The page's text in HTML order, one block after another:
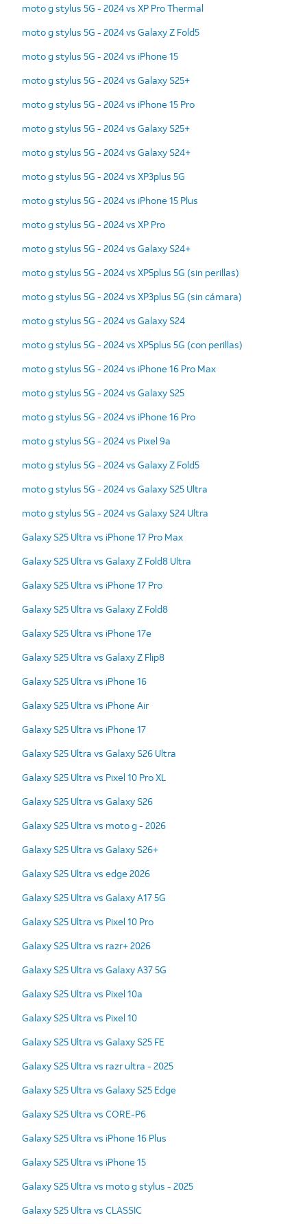
moto g stylus 5G - 2024 vs XP Pro Thermal
moto g stylus 5G - 2024 vs Galaxy Z Fold5
moto g stylus 5G - 2024 vs iPhone 15
moto g stylus 5G - 2024 vs Galaxy S25+
moto g stylus 5G - 2024 vs iPhone 15 Pro
moto g stylus 5G - 2024 vs Galaxy S25+
moto g stylus 5G - 2024 vs Galaxy S24+
moto g stylus 5G - 2024 vs XP3plus 5G
moto g stylus 5G - 2024 vs iPhone 15 Plus
moto g stylus 5G - 2024 vs XP Pro
moto g stylus 5G - 2024 vs Galaxy S24+
moto g stylus 5G - 2024 vs XP5plus 5G (sin perillas)
moto g stylus 5G - 2024 vs XP3plus 5G (sin cámara)
moto g stylus 5G - 2024 vs Galaxy S24
moto g stylus 5G - 2024 vs XP5plus 5G (con perillas)
moto g stylus 5G - 2024 vs iPhone 16 Pro Max
moto g stylus 5G - 2024 vs Galaxy S25
moto g stylus 5G - 2024 vs iPhone 16 Pro
moto g stylus 5G - 2024 vs Pixel 9a
moto g stylus 5G - 2024 vs Galaxy Z Fold5
moto g stylus 5G - 2024 vs Galaxy S25 Ultra
moto g stylus 5G - 2024 vs Galaxy S24 Ultra
Galaxy S25 Ultra vs iPhone 17 Pro Max
Galaxy S25 Ultra vs Galaxy Z Fold8 Ultra
Galaxy S25 Ultra vs iPhone 17 Pro
Galaxy S25 Ultra vs Galaxy Z Fold8
Galaxy S25 Ultra vs iPhone 17e
Galaxy S25 Ultra vs Galaxy Z Flip8
Galaxy S25 Ultra vs iPhone 16
Galaxy S25 Ultra vs iPhone Air
Galaxy S25 Ultra vs iPhone 17
Galaxy S25 Ultra vs Galaxy S26 Ultra
Galaxy S25 Ultra vs Pixel 10 Pro XL
Galaxy S25 Ultra vs Galaxy S26
Galaxy S25 Ultra vs moto g - 2026
Galaxy S25 Ultra vs Galaxy S26+
Galaxy S25 Ultra vs edge 2026
Galaxy S25 Ultra vs Galaxy A17 5G
Galaxy S25 Ultra vs Pixel 10 Pro
Galaxy S25 Ultra vs razr+ 2026
Galaxy S25 Ultra vs Galaxy A37 5G
Galaxy S25 Ultra vs Pixel 10a
Galaxy S25 Ultra vs Pixel 10
Galaxy S25 Ultra vs Galaxy S25 FE
Galaxy S25 Ultra vs razr ultra - 2025
Galaxy S25 Ultra vs Galaxy S25 Edge
Galaxy S25 Ultra vs CORE-P6
Galaxy S25 Ultra vs iPhone 16 Plus
Galaxy S25 Ultra vs iPhone 15
Galaxy S25 Ultra vs moto g stylus - 2025
Galaxy S25 Ultra vs CLASSIC